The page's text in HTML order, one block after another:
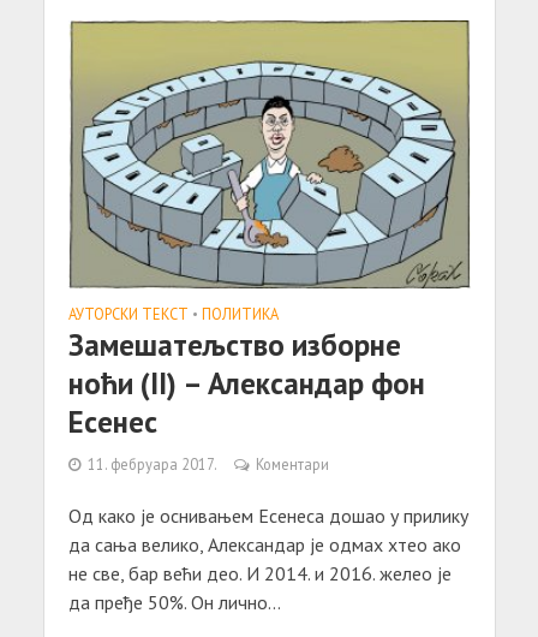
АУТОРСКИ ТЕКСТ • ПОЛИТИКА
Замешатељство изборне
ноћи (II) – Александар фон
Есенес
11. фебруара 2017. Коментари
Од како је оснивањем Есенеса дошао у прилику
да сања велико, Александар је одмах хтео ако
не све, бар већи део. И 2014. и 2016. желео је
да пређе 50%. Он лично...